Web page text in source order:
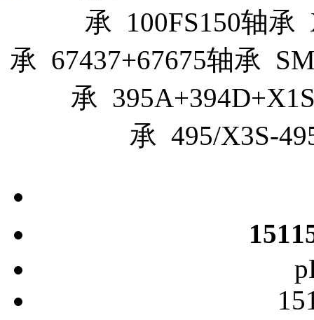
承 100FS150轴承
承 67437+67675轴承
承
承 495/X3S-